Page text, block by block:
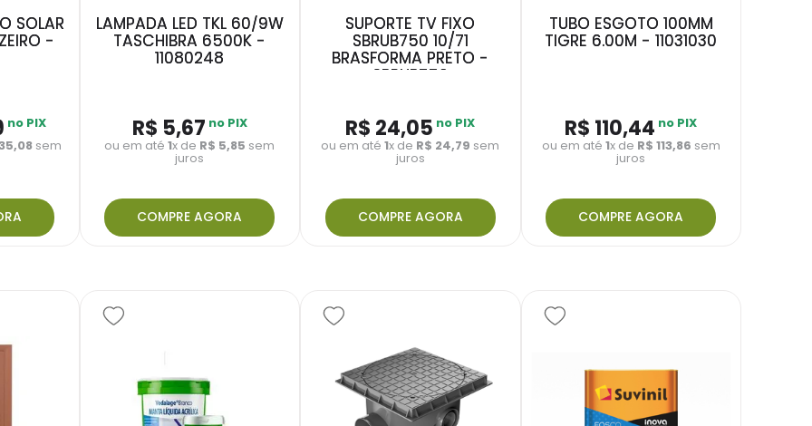
SOLAR
-
no PIX
,08 sem
LAMPADA LED TKL 60/9W
TASCHIBRA 6500K -
11080248
R$ 5,67 no PIX
ou em até1x de R$ 5,85 sem
juros
COMPRE AGORA
SUPORTE TV FIXO
SBRUB750 10/71
BRASFORMA PRETO -
SBRUB750
R$ 24,05 no PIX
ou em até1x de R$ 24,79 sem
juros
COMPRE AGORA
TUBO ESGOTO 100MM
TIGRE 6.00M - 11031030
R$ 110,44 no PIX
ou em até 1x de R$ 113,86 sem
juros
COMPRE AGORA